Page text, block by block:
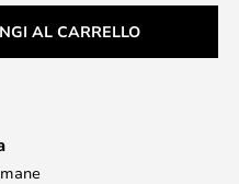
AL CARRELLO